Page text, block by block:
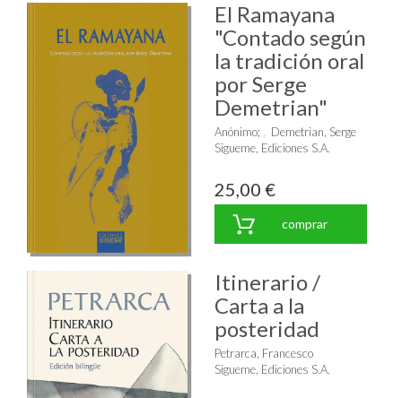
El Ramayana
"Contado según
la tradición oral
por Serge
Demetrian"
Anónimo;
Demetrian, Serge
Sigueme, Ediciones S.A.
25,00 €
comprar
Itinerario /
Carta a la
posteridad
Petrarca, Francesco
Sigueme, Ediciones S.A.